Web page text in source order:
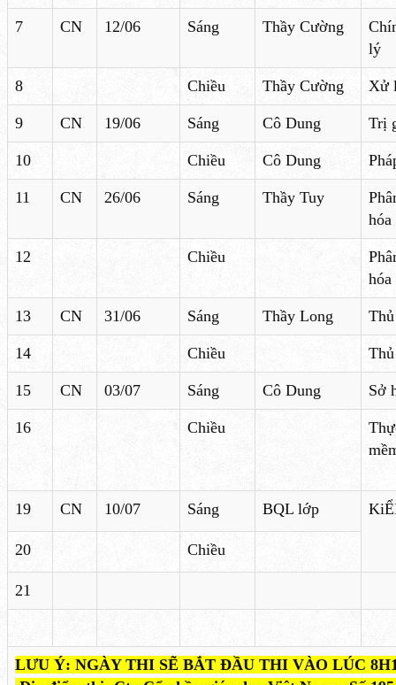
7 CN 12/06 Sáng Thầy Cường
lý
8 Chiều Thầy Cường Xử
9 CN 19/06 Sáng Cô Dung Trị
10 Chiều Cô Dung
11 CN 26/06 Sáng Thầy Tuy
hóa
12 Chiều
hóa
13 CN 31/06 Sáng Thầy Long
14 Chiều
15 CN 03/07 Sáng Cô Dung Sở
16 Chiều
19 CN 10/07 Sáng BQL lớp
20 Chiều
21
LƯU Ý: NGÀY THI SẼ BẮT ĐẦU THI VÀO LÚC